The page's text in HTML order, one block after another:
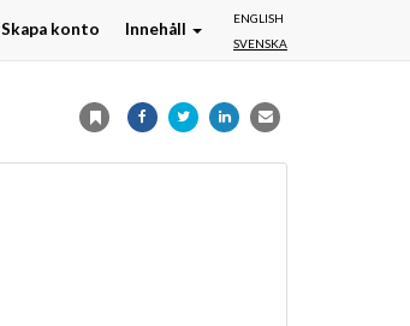
ENGLISH
SVENSKA
Skapa konto Innehåll